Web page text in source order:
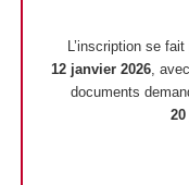
L’inscription se
12 janvier 2026,
documents